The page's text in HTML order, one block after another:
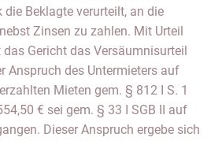
die Beklagte verurteilt, an die
Zinsen zu zahlen. Mit Urteil
Gericht das Versäumnisurteil
Anspruch des Untermieters auf
Mieten gem. § 812 I S. 1
€ sei gem. § 33 I SGB II auf
Dieser Anspruch ergebe sich